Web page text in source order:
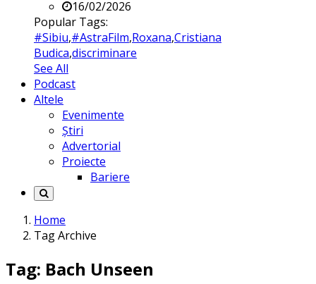
16/02/2026
Popular Tags:
#Sibiu,#AstraFilm,Roxana,Cristiana
Budica,discriminare
See All
Podcast
Altele
Evenimente
Știri
Advertorial
Proiecte
Bariere
Home
Tag Archive
Tag: Bach Unseen